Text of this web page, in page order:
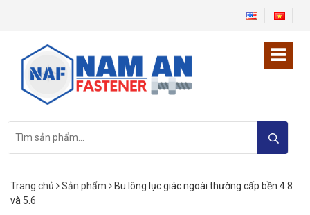
kiếm:
Trang chủ Sản phẩm
Bu lông lục giác ngoài thường cấp bền 4.8
và 5.6